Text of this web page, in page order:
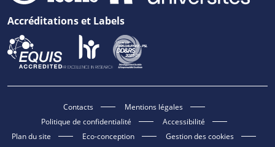
Accréditations et Labels
Contacts
Mentions légales
Politique de confidentialité
Accessibilité
Plan du site
Eco-conception
Gestion des cookies